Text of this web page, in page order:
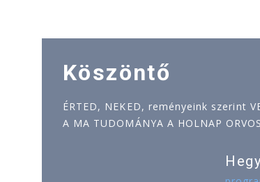
Köszöntő
ÉRTED, NEKED, reményeink szerint
A MA TUDOMÁNYA A HOLNAP